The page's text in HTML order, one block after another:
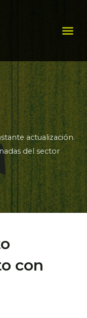
actualización.
del sector
con